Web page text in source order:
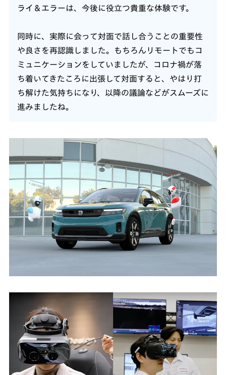
ライ＆エラーは、今後に役立つ貴重な体験です。
同時に、実際に会って対面で話し合うことの重要性
や良さを再認識しました。もちろんリモートでもコ
ミュニケーションをしていましたが、コロナ禍が落
ち着いてきたころに出張して対面すると、やはり打
ち解けた気持ちになり、以降の議論などがスムーズに
進みましたね。